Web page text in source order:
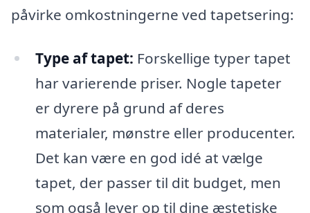
påvirke omkostningerne ved tapetsering:
Type af tapet: Forskellige typer tapet
har varierende priser. Nogle tapeter
er dyrere på grund af deres
materialer, mønstre eller producenter.
Det kan være en god idé at vælge
tapet, der passer til dit budget, men
som også lever op til dine æstetiske